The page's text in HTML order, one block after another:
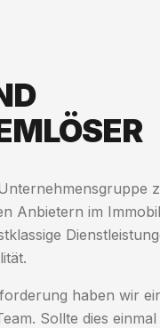
Anbietern im
haben wir
Sollte dies